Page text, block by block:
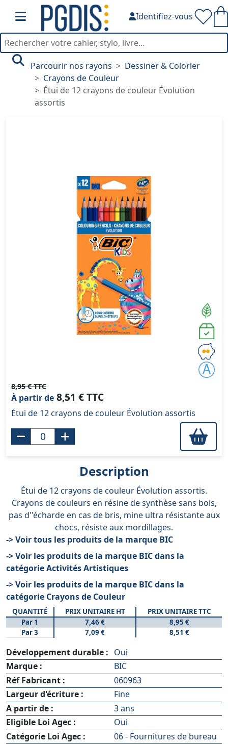
Identifiez-vous
Parcourir nos rayons
Dessiner & Colorier
Crayons de Couleur
Étui de 12 crayons de couleur Évolution
assortis
8,95 € TTC
À partir de 8,51 € TTC
Étui de 12 crayons de couleur Évolution assortis
Description
Étui de 12 crayons de couleur Évolution assortis.
Crayons de couleurs en résine de synthèse sans bois,
pas d''écharde en cas de bris, mine ultra résistante aux
chocs, résiste aux mordillages.
-> Voir tous les produits de la marque BIC
-> Voir les produits de la marque BIC dans la
catégorie Activités Artistiques
-> Voir les produits de la marque BIC dans la
catégorie Crayons de Couleur
QUANTITÉ PRIX UNITAIRE HT
PRIX UNITAIRE TTC
Par 1
7,46 €
8,95 €
Par 3
7,09 € 8,51 €
Développement durable : Oui
Marque :
BIC
Réf Fabricant :
060963
Largeur d'écriture :
Fine
A partir de :
3 ans
Eligible Loi Agec :
Oui
Catégorie Loi Agec :
06 - Fournitures de bureau